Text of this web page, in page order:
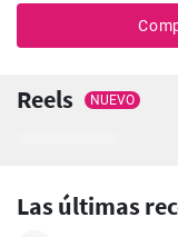
Reels NUEVO
Las últimas